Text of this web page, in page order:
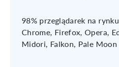
98% przeglądarek na
Chrome, Firefox, Opera,
Midori, Falkon, Pale